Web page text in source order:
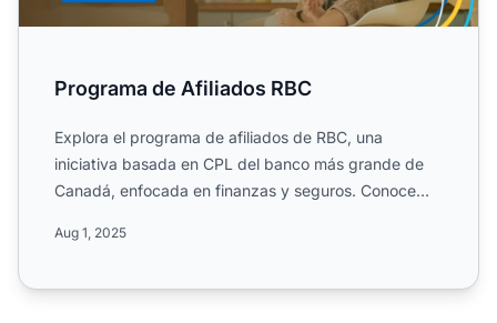
Programa de Afiliados RBC
Explora el programa de afiliados de RBC, una
iniciativa basada en CPL del banco más grande de
Canadá, enfocada en finanzas y seguros. Conoce
Aug 1, 2025